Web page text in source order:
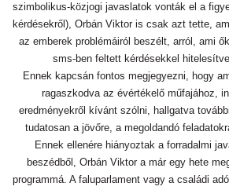
szimbolikus-közjogi javaslatok vonták el a
kérdésekről), Orbán Viktor is csak azt tette,
az emberek problémáiról beszélt, arról, ami
sms-ben feltett kérdésekkel
Ennek kapcsán fontos megjegyezni, hogy
ragaszkodva az évértékelő műfajához,
eredményekről kívánt szólni, hallgatva
tudatosan a jövőre, a megoldandó
Ennek ellenére hiányoztak a forradalmi
beszédből, Orbán Viktor a már egy hete
programmá. A faluparlament vagy a családi